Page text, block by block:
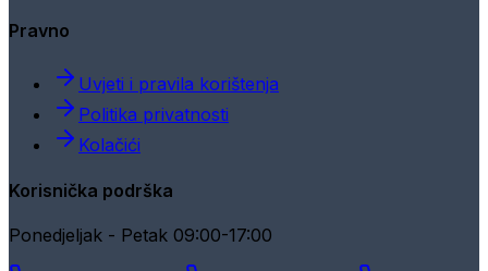
Pravno
Uvjeti i pravila korištenja
Politika privatnosti
Kolačići
Korisnička podrška
Ponedjeljak - Petak 09:00-17:00